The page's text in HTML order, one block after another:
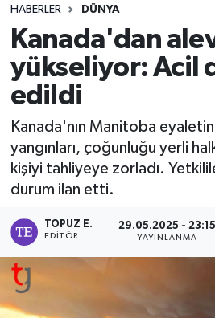
HABERLER DÜNYA
Kanada'dan
yükseliyor: Acil
edildi
Kanada'nın Manitoba
yangınları, çoğunluğu yerli
kişiyi tahliyeye zorladı.
durum ilan etti.
TOPUZ E.
EDITÖR
29.05.2025 - 23:15
YAYINLANMA
MAGAZİN
SAĞLIK
SPOR
TEKNOLOJİ
TÜRKİYE
Süper Lig Puan Durumu ve
Tüm Manşetler
Son Dakika Haberleri
Haber Arşivi